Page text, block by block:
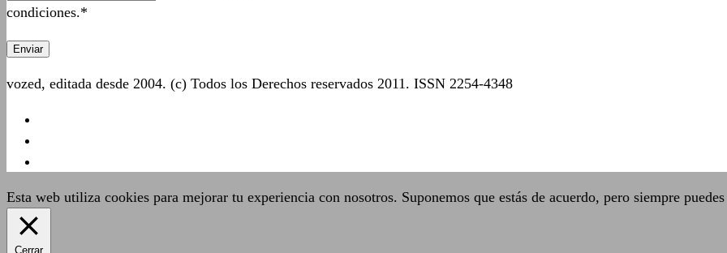
condiciones.*
vozed, editada desde 2004. (c) Todos los Derechos reservados 2011. ISSN 2254-4348
Esta web utiliza cookies para mejorar tu experiencia con nosotros. Suponemos que estás de acuerdo, pero siempre
Cerrar